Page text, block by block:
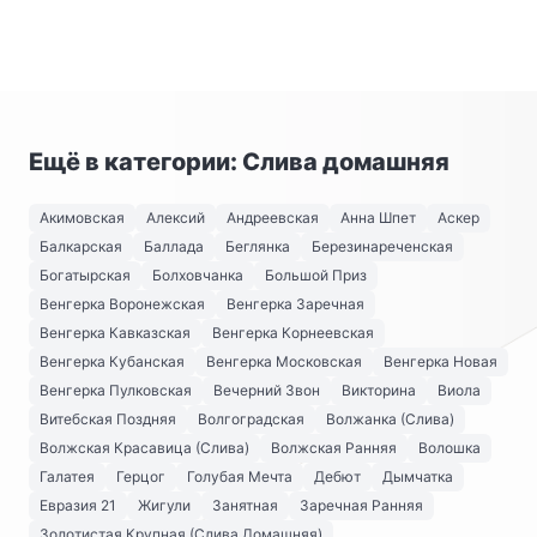
Ещё в категории: Слива домашняя
Акимовская Алексий Андреевская Анна Шпет
Аскер
Балкарская
Баллада Беглянка
Березинареченская
Богатырская
Болховчанка
Большой Приз
Венгерка Воронежская
Венгерка Заречная
Венгерка Кавказская
Венгерка Корнеевская
Венгерка Кубанская
Венгерка Московская
Венгерка Новая
Венгерка Пулковская
Вечерний Звон Викторина
Виола
Витебская Поздняя
Волгоградская
Волжанка (Слива)
Волжская Красавица (Слива)
Волжская Ранняя
Волошка
Галатея
Герцог Голубая Мечта Дебют
Дымчатка
Евразия 21
Жигули Занятная
Заречная Ранняя